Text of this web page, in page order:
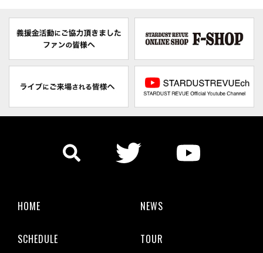
HOME NEWS
SCHEDULE TOUR